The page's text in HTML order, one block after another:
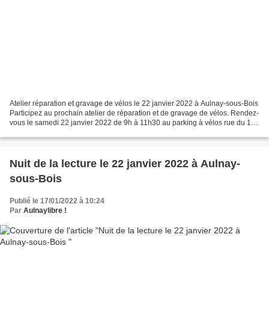
Atelier réparation et gravage de vélos le 22 janvier 2022 à Aulnay-sous-Bois
Participez au prochain atelier de réparation et de gravage de vélos. Rendez-
vous le samedi 22 janvier 2022 de 9h à 11h30 au parking à vélos rue du 11
Nuit de la lecture le 22 janvier 2022 à Aulnay-
sous-Bois
Publié le 17/01/2022 à 10:24
Par Aulnaylibre !